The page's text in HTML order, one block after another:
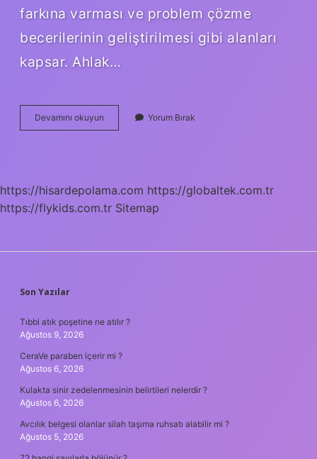
farkına varması ve problem çözme
becerilerinin geliştirilmesi gibi alanları
kapsar. Ahlak…
Devamını okuyun
Gelişimi
Mıdır
Yorum Bırak
https://hisardepolama.com https://globaltek.com.tr
https://flykids.com.tr Sitemap
SIDEBAR
Son Yazılar
Tıbbi atık poşetine ne atılır ?
Ağustos 9, 2026
CeraVe paraben içerir mi ?
Ağustos 6, 2026
Kulakta sinir zedelenmesinin belirtileri nelerdir ?
Ağustos 6, 2026
Avcılık belgesi olanlar silah taşıma ruhsatı alabilir mi ?
Ağustos 5, 2026